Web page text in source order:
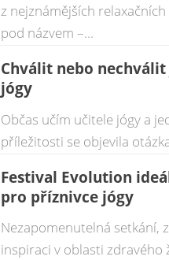
z nejznámějších
pod názvem –...
Chválit nebo
jógy
Občas učím učitele jógy a
příležitosti se objevila
Festival Evolution
pro příznivce jógy
Nezapomenutelná setkání,
inspiraci v oblasti zdravého